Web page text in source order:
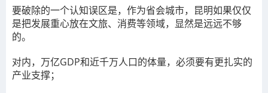
要破除的一个认知误区是，作为省会城市，昆明如果仅仅
是把发展重心放在文旅、消费等领域，显然是远远不够
的。
对内，万亿GDP和近千万人口的体量，必须要有更扎实的
产业支撑；